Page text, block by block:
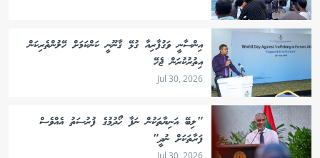
އިންސާނީ ވަގުފާރިއާ ގުޅޭ ޤާނޫނީ ކަންކަމަށް ހޭލުންތެރިކަން
އިތުރުކުރަން ޖެހޭ
Jul 30, 2026
"ލިބޭ އަނިޔާތަކުން ނަފާ ހޯދުމުގެ ފުރުސަތު އެއްވެސް
ފަރާތަކަށް ނުދީ"